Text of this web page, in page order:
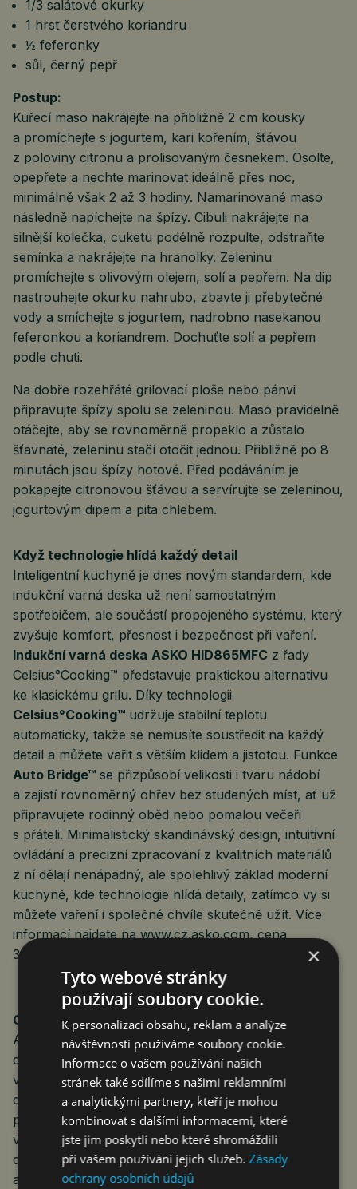
1/3 salátové okurky
1 hrst čerstvého koriandru
½ feferonky
sůl, černý pepř
Postup:
Kuřecí maso nakrájejte na přibližně 2 cm kousky
a promíchejte s jogurtem, kari kořením, šťávou
z poloviny citronu a prolisovaným česnekem. Osolte,
opepřete a nechte marinovat ideálně přes noc,
minimálně však 2 až 3 hodiny. Namarinované maso
následně napíchejte na špízy. Cibuli nakrájejte na
silnější kolečka, cuketu podélně rozpulte, odstraňte
semínka a nakrájejte na hranolky. Zeleninu
promíchejte s olivovým olejem, solí a pepřem. Na dip
nastrouhejte okurku nahrubo, zbavte ji přebytečné
vody a smíchejte s jogurtem, nadrobno nasekanou
feferonkou a koriandrem. Dochuťte solí a pepřem
podle chuti.
Na dobře rozehřáté grilovací ploše nebo pánvi
připravujte špízy spolu se zeleninou. Maso pravidelně
otáčejte, aby se rovnoměrně propeklo a zůstalo
šťavnaté, zeleninu stačí otočit jednou. Přibližně po 8
minutách jsou špízy hotové. Před podáváním je
pokapejte citronovou šťávou a servírujte se zeleninou,
jogurtovým dipem a pita chlebem.
Když technologie hlídá každý detail
Inteligentní kuchyně je dnes novým standardem, kde
indukční varná deska už není samostatným
spotřebičem, ale součástí propojeného systému, který
zvyšuje komfort, přesnost i bezpečnost při vaření.
Indukční varná deska ASKO HID865MFC z řady
Celsius°Cooking™ představuje praktickou alternativu
ke klasickému grilu. Díky technologii
Celsius°Cooking™ udržuje stabilní teplotu
automaticky, takže se nemusíte soustředit na každý
detail a můžete vařit s větším klidem a jistotou. Funkce
Auto Bridge™ se přizpůsobí velikosti i tvaru nádobí
a zajistí rovnoměrný ohřev bez studených míst, ať už
připravujete rodinný oběd nebo pomalou večeři
s přáteli. Minimalistický skandinávský design, intuitivní
ovládání a precizní zpracování z kvalitních materiálů
z ní dělají nenápadný, ale spolehlivý základ moderní
kuchyně, kde technologie hlídá detaily, zatímco vy si
můžete vaření i společné chvíle skutečně užít. Více
informací najdete nawww.cz.asko.com, cena
39 990 Kč.
O značce ASKO:
ASKO již více než 70 let utváří svět prémiových
domácích spotřebičů a oslovuje ty, kteří očekávají
výjimečnou kvalitu bez kompromisů. Značka spojuje
dlouhodobou spolehlivost s technologickou
precizností a čistým, nadčasovým designem
vycházejícím ze skandinávské filozofie, která klade
důraz na harmonii, zdravý životní styl, péči o rodinu
a respekt k životnímu prostředí. Řešení pro vaření
×
Tyto webové stránky
používají soubory cookie.
K personalizaci obsahu, reklam a analýze
návštěvnosti používáme soubory cookie.
Informace o vašem používání našich
stránek také sdílíme s našimi reklamními
a analytickými partnery, kteří je mohou
kombinovat s dalšími informacemi, které
jste jim poskytli nebo které shromáždili
při vašem používání jejich služeb.Zásady
ochrany osobních údajů